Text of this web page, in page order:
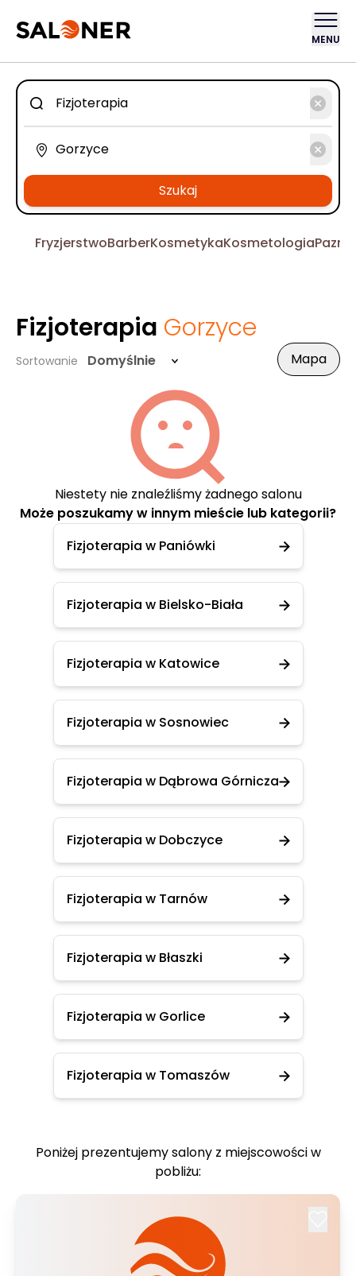
MENU
Szukaj
FryzjerstwoBarberKosmetykaKosmetologia
Fizjoterapia Gorzyce
Sortowanie Domyślnie Mapa
Niestety nie znaleźliśmy żadnego salonu
Może poszukamy w innym mieście lub kategorii?
Fizjoterapia w Paniówki
Fizjoterapia w Bielsko-Biała
Fizjoterapia w Katowice
Fizjoterapia w Sosnowiec
Fizjoterapia w Dąbrowa Górnicza
Fizjoterapia w Dobczyce
Fizjoterapia w Tarnów
Fizjoterapia w Błaszki
Fizjoterapia w Gorlice
Fizjoterapia w Tomaszów
Poniżej prezentujemy salony z miejscowości w
pobliżu: